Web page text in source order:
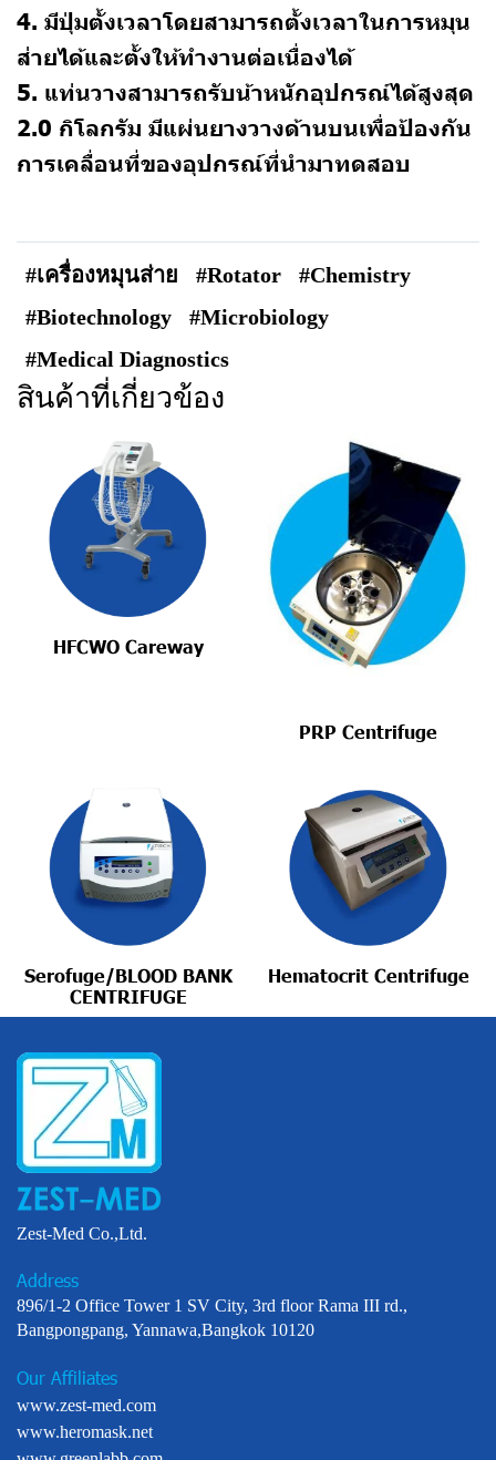
4. มีปุ่มตั้งเวลาโดยสามารถตั้งเวลาในการหมุน
ส่ายได้และตั้งให้ทำงานต่อเนื่องได้
5. แท่นวางสามารถรับน้าหนักอุปกรณ์ได้สูงสุด
2.0 กิโลกรัม มีแผ่นยางวางด้านบนเพื่อป้องกัน
การเคลื่อนที่ของอุปกรณ์ที่นำมาทดสอบ
#เครื่องหมุนส่าย #Rotator
#Chemistry
#Biotechnology
#Microbiology
#Medical Diagnostics
สินค้าที่เกี่ยวข้อง
HFCWO Careway
PRP Centrifuge
Serofuge/BLOOD BANK
CENTRIFUGE
Hematocrit Centrifuge
Zest-Med Co.,Ltd.
Address
896/1-2 Office Tower 1 SV City, 3rd floor Rama III rd.,
Bangpongpang, Yannawa,Bangkok 10120
Our Affiliates
www.zest-med.com
www.heromask.net